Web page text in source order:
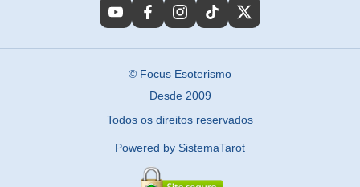
© Focus Esoterismo
Desde 2009
Todos os direitos reservados
Powered by SistemaTarot